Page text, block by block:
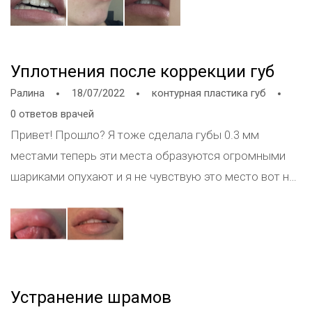
Заметила у себя на губах синий комочек,(раньше был
живу в другом городе от мастера и мне к нему не
удаётся попасть,подскажите что это ?
Уплотнения после коррекции губ
Ралина 18/07/2022
контурная пластика губ
0 ответов врачей
Привет! Прошло? Я тоже сделала губы 0.3 мм
местами теперь эти места образуются огромными
шариками опухают и я не чувствую это место вот не
ещё пятно появилось пигментное на губе, сегодня
уезжаю другую страну не знаю что делать 7 дней
Устранение шрамов